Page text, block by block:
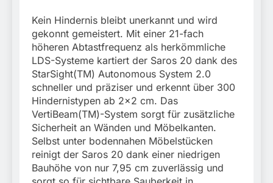
Kein Hindernis bleibt unerkannt und wird
gekonnt gemeistert. Mit einer 21-fach
höheren Abtastfrequenz als herkömmliche
LDS-Systeme kartiert der Saros 20 dank des
StarSight(TM) Autonomous System 2.0
schneller und präziser und erkennt über 300
Hindernistypen ab 2×2 cm. Das
VertiBeam(TM)-System sorgt für zusätzliche
Sicherheit an Wänden und Möbelkanten.
Selbst unter bodennahen Möbelstücken
reinigt der Saros 20 dank einer niedrigen
Bauhöhe von nur 7,95 cm zuverlässig und